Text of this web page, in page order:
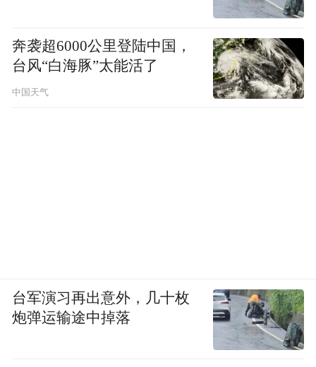
奔袭超6000公里登陆中国，
台风“白海豚”太能活了
中国天气
台军演习再出意外，几十枚
炮弹运输途中掉落